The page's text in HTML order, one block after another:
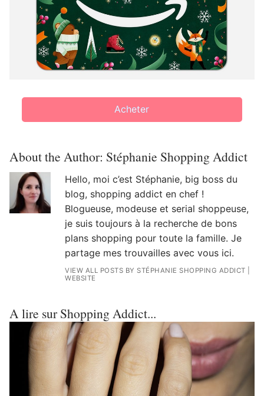
Acheter
About the Author: Stéphanie Shopping Addict
Hello, moi c’est Stéphanie, big boss du
blog, shopping addict en chef !
Blogueuse, modeuse et serial shoppeuse,
je suis toujours à la recherche de bons
plans shopping pour toute la famille. Je
partage mes trouvailles avec vous ici.
VIEW ALL POSTS BY STÉPHANIE SHOPPING ADDICT
WEBSITE
A lire sur Shopping Addict...